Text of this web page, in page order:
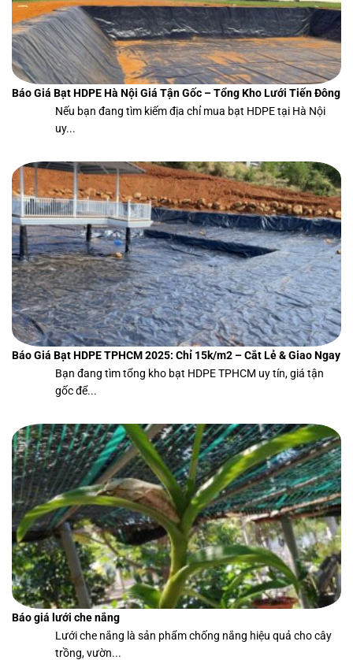
Báo Giá Bạt HDPE Hà Nội Giá Tận Gốc – Tổng Kho Lưới Tiến Đông
Nếu bạn đang tìm kiếm địa chỉ mua bạt HDPE tại Hà Nội
uy...
Báo Giá Bạt HDPE TPHCM 2025: Chỉ 15k/m2 – Cắt Lẻ & Giao Ngay
Bạn đang tìm tổng kho bạt HDPE TPHCM uy tín, giá tận
gốc để...
Báo giá lưới che nắng
Lưới che nắng là sản phẩm chống nắng hiệu quả cho cây
trồng, vườn...